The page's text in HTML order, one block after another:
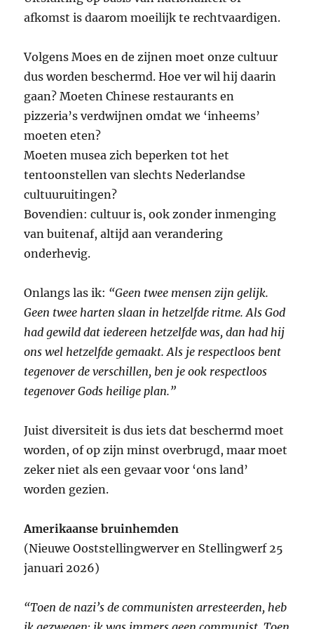
afkomst is daarom moeilijk te rechtvaardigen.
Volgens Moes en de zijnen moet onze cultuur
dus worden beschermd. Hoe ver wil hij daarin
gaan? Moeten Chinese restaurants en
pizzeria’s verdwijnen omdat we ‘inheems’
moeten eten?
Moeten musea zich beperken tot het
tentoonstellen van slechts Nederlandse
cultuuruitingen?
Bovendien: cultuur is, ook zonder inmenging
van buitenaf, altijd aan verandering
onderhevig.
Onlangs las ik: “Geen twee mensen zijn gelijk.
Geen twee harten slaan in hetzelfde ritme. Als God
had gewild dat iedereen hetzelfde was, dan had hij
ons wel hetzelfde gemaakt. Als je respectloos bent
tegenover de verschillen, ben je ook respectloos
tegenover Gods heilige plan.”
Juist diversiteit is dus iets dat beschermd moet
worden, of op zijn minst overbrugd, maar moet
zeker niet als een gevaar voor ‘ons land’
worden gezien.
Amerikaanse bruinhemden
(Nieuwe Ooststellingwerver en Stellingwerf 25
januari 2026)
“Toen de nazi’s de communisten arresteerden, heb